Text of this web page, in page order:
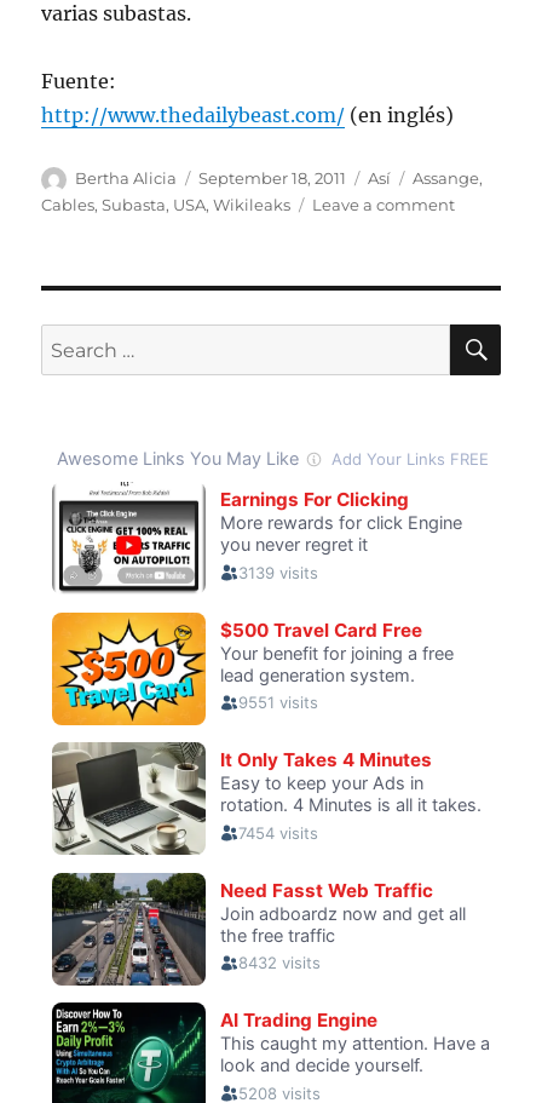
varias subastas.
Fuente:
http://www.thedailybeast.com/ (en inglés)
Author
Bertha Alicia
Posted
on
September 18, 2011 Categories
Así Tags
Assange,
Cables,Subasta, USA,Wikileaks Leave a commenton
Search
for: